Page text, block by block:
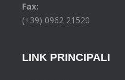
Fax:
(+39) 0962 21520
LINK PRINCIPALI